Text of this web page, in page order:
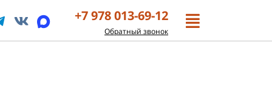
+7 978 013-69-12
Обратный звонок